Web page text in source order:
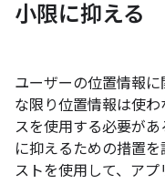
小限に抑える
ユーザーの位置情報
な限り位置情報は使
スを使用する必要が
に抑えるための措置
ストを使用して、ア